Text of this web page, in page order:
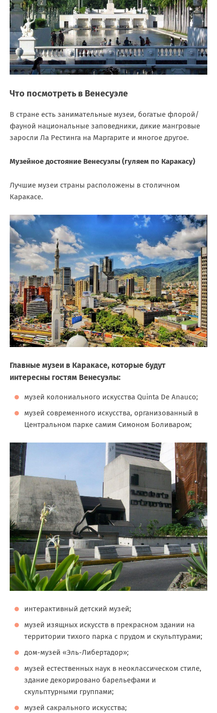
Что посмотреть в Венесуэле
В стране есть занимательные музеи, богатые флорой/
фауной национальные заповедники, дикие мангровые
заросли Ла Рестинга на Маргарите и многое другое.
Музейное достояние Венесуэлы (гуляем по Каракасу)
Лучшие музеи страны расположены в столичном
Каракасе.
Главные музеи в Каракасе, которые будут
интересны гостям Венесуэлы:
музей колониального искусства Quinta De Anauco;
музей современного искусства, организованный в
Центральном парке самим Симоном Боливаром;
интерактивный детский музей;
музей изящных искусств в прекрасном здании на
территории тихого парка с прудом и скульптурами;
дом-музей «Эль-Либертадор»;
музей естественных наук в неоклассическом стиле,
здание декорировано барельефами и
скульптурными группами;
музей сакрального искусства;